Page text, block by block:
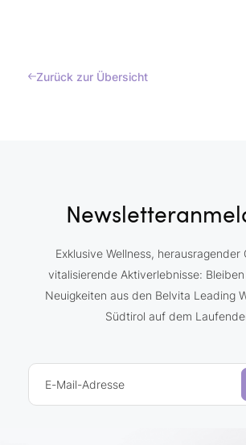
Zurück zur Übersicht
Exklusive Wellness, herausragender
vitalisierende Aktiverlebnisse:
Neuigkeiten aus den Belvita Leading
Südtirol auf dem
E-Mail-Adresse